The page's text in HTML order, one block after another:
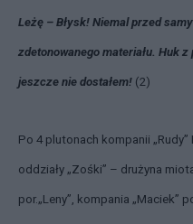
Leżę – Błysk! Niemal przed
zdetonowanego materiału. Huk
jeszcze nie dostałem! (2)
Po 4 plutonach kompanii
oddziały „Zośki” – drużyna
por.„Leny”, kompania „Maciek”